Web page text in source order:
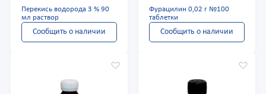
Перекись водорода 3 % 90
мл раствор
Сообщить о наличии
Фурацилин 0,02 г №100
таблетки
Сообщить о наличии